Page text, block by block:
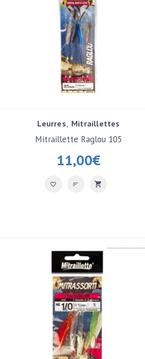
Leurres Mitraillettes
11,00€
Mitraillette Raglou 105